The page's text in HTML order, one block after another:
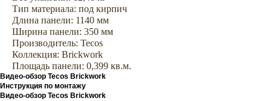
Тип материала: под кирпич
Длина панели: 1140 мм
Ширина панели: 350 мм
Производитель: Tecos
Коллекция: Brickwork
Площадь панели: 0,399 кв.м.
Видео-обзор Tecos Brickwork
Инструкция по монтажу
Видео-обзор Tecos Brickwork
Не откладывайте
покупку на потом